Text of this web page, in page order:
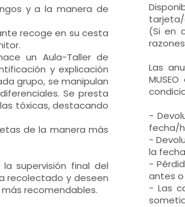
y a la manera de
recoge en su cesta
un Aula-Taller de
y explicación
grupo, se manipulan
Se presta
tóxicas, destacando
de la manera más
supervisión final del
recolectado y deseen
recomendables.
tarjeta/
(Si en
Las
-
fecha/
-
la
-
antes
- Las